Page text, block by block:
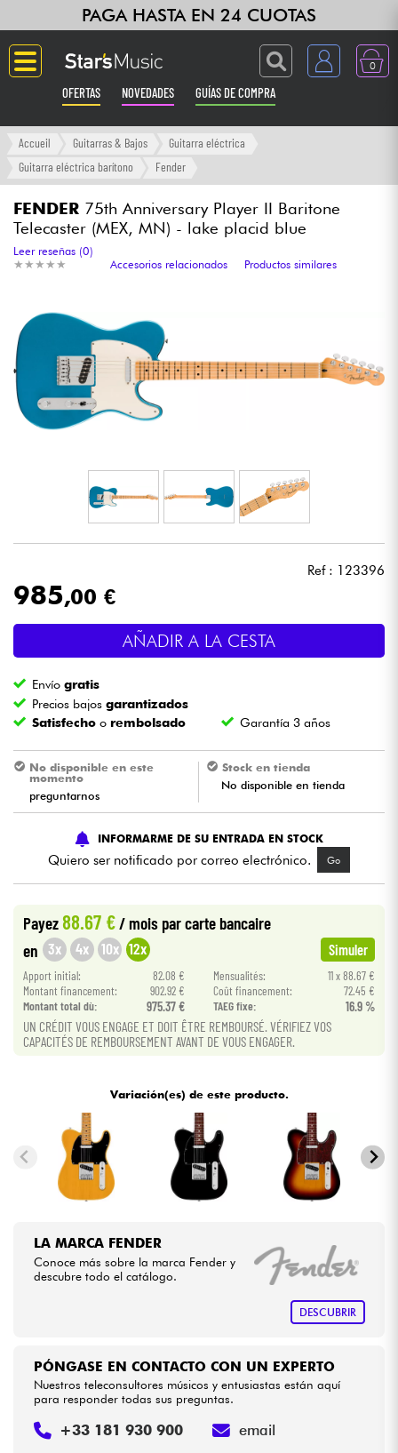
PAGA HASTA EN 24 CUOTAS
0
OFERTAS NOVEDADES GUÍAS DE COMPRA
Langue
Ampli & Efectos
Sintetizadores & samplers
Grabación
Auriculares
Luces
Batería y percusión
Vientos
Niños
Cables & Acces.
HiFi
Bundle
Ver nuestras marcas
Accueil Guitarras & Bajos
Guitarra eléctrica
Guitarra eléctrica barítono
Fender
FENDER 75th Anniversary Player II Baritone
Telecaster (MEX, MN) - lake placid blue
★ ★ ★ ★ ★
★ ★ ★ ★ ★
Leer reseñas (0)
Accesorios relacionados
Productos similares
Ref : 123396
985,00 €
AÑADIR A LA CESTA
Envíogratis
Precios bajosgarantizados
Satisfecho o rembolsado Garantía 3 años
No disponible en este
momento
preguntarnos
Stock en tienda
No disponible en tienda
INFORMARME DE SU ENTRADA EN STOCK
Quiero ser notificado por correo electrónico. Go
Payez 88.67 € / mois par carte bancaire
en 3x 4x 10x 12x Simuler
Apport initial: 82.08 € Mensualités:
11 x 88.67 €
Montant financement:
902.92 € Coût financement:
72.45 €
Montant total dù:
975.37 € TAEG fixe: 16.9 %
UN CRÉDIT VOUS ENGAGE ET DOIT ÊTRE REMBOURSÉ. VÉRIFIEZ VOS
CAPACITÉS DE REMBOURSEMENT AVANT DE VOUS ENGAGER.
Variación(es) de este producto.
LA MARCA FENDER
Conoce más sobre la marca Fender y
descubre todo el catálogo.
DESCUBRIR
PÓNGASE EN CONTACTO CON UN EXPERTO
Nuestros teleconsultores músicos y entusiastas están aquí
para responder todas sus preguntas.
+33 181 930 900 email